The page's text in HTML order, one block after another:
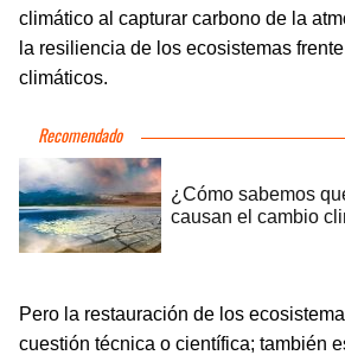
climático al capturar carbono de la
la resiliencia de los ecosistemas
climáticos.
Pero la restauración de los
cuestión técnica o científica; también